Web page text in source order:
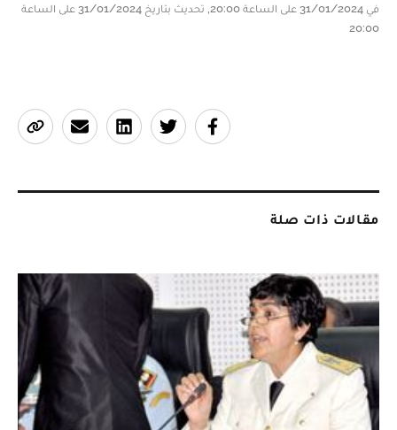
في 31/01/2024 على الساعة 20:00, تحديث بتاريخ 31/01/2024 على الساعة
20:00
مقالات ذات صلة